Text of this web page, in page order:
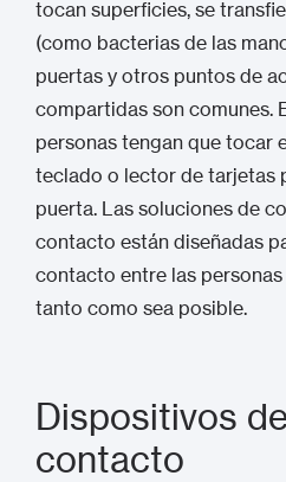
tocan superficies, se
(como bacterias de las
puertas y otros puntos de
compartidas son comunes.
personas tengan que tocar
teclado o lector de tarjetas
puerta. Las soluciones de
contacto están diseñadas
contacto entre las
tanto como sea posible.
Dispositivos
contacto